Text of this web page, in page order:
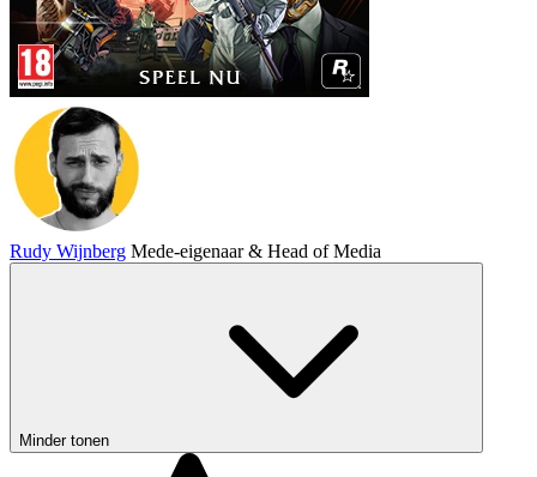
Rudy Wijnberg Mede-eigenaar & Head of Media
Minder tonen